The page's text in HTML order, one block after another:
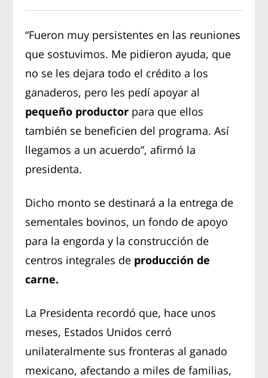
​“Fueron muy persistentes en las reuniones
que sostuvimos. Me pidieron ayuda, que
no se les dejara todo el crédito a los
ganaderos, pero les pedí apoyar al
pequeño productor para que ellos
también se beneficien del programa. Así
llegamos a un acuerdo”, afirmó la
presidenta.
Dicho monto se destinará a la entrega de
sementales bovinos, un fondo de apoyo
para la engorda y la construcción de
centros integrales de producción de
carne.
La Presidenta recordó que, hace unos
meses, Estados Unidos cerró
unilateralmente sus fronteras al ganado
mexicano, afectando a miles de familias,